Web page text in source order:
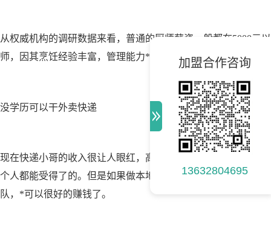
加盟合作咨询
13632804695
从权威机构的调研数据来看，普通的厨师薪资一般都在5000元
师，因其烹饪经验丰富，管理能力*，月薪几万甚*年薪百万都
没学历可以干外卖快递
现在快递小哥的收入很让人眼红，高薪背后也是非常辛苦的付
个人都能受得了的。但是如果做本地的外卖快递平台，做外卖
队，*可以很好的赚钱了。